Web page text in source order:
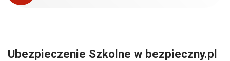
Ubezpieczenie Szkolne w bezpieczny.pl